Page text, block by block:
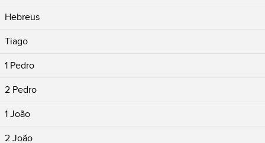
Hebreus
Tiago
1 Pedro
2 Pedro
1 João
2 João